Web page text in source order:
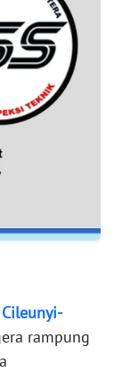
Cileunyi-
rampung